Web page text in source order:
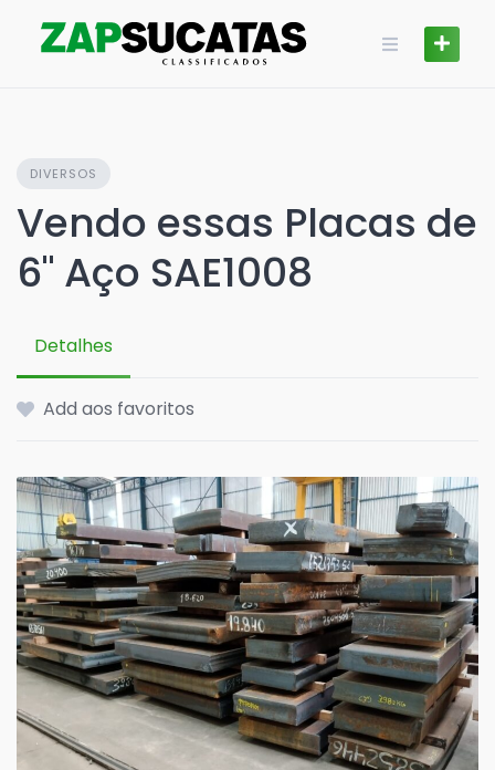
DIVERSOS
Vendo essas Placas de
6" Aço SAE1008
Detalhes
Add aos favoritos